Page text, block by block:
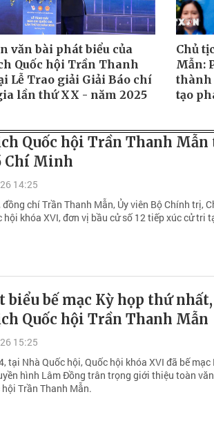
văn bài phát biểu của
Quốc hội Trần Thanh
Lễ Trao giải Giải Báo chí
lần thứ XX - năm 2025
Chủ
Mẫn:
thành
tạo
Quốc hội Trần Thanh
Chí Minh
14:25
chí Trần Thanh Mẫn, Ủy viên Bộ Chính trị,
hội khóa XVI, đơn vị bầu cử số 12 tiếp xúc cử tri
biểu bế mạc Kỳ họp thứ
Quốc hội Trần Thanh Mẫn
15:25
tại Nhà Quốc hội, Quốc hội khóa XVI đã bế
hình Lâm Đồng trân trọng giới thiệu toàn
Trần Thanh Mẫn.